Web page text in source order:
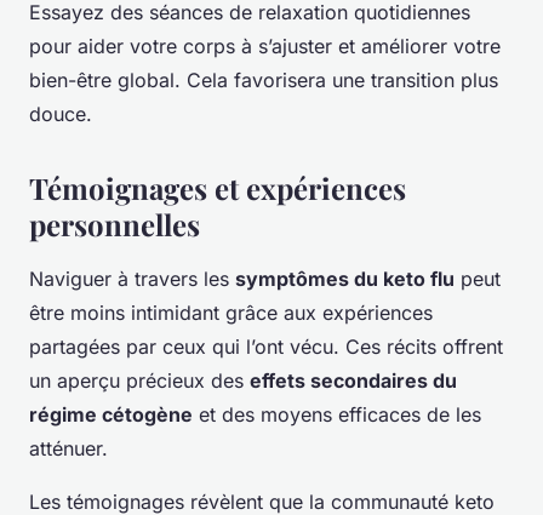
Essayez des séances de relaxation quotidiennes
pour aider votre corps à s’ajuster et améliorer votre
bien-être global. Cela favorisera une transition plus
douce.
Témoignages et expériences
personnelles
Naviguer à travers les symptômes du keto flu peut
être moins intimidant grâce aux expériences
partagées par ceux qui l’ont vécu. Ces récits offrent
un aperçu précieux des effets secondaires du
régime cétogène et des moyens efficaces de les
atténuer.
Les témoignages révèlent que la communauté keto